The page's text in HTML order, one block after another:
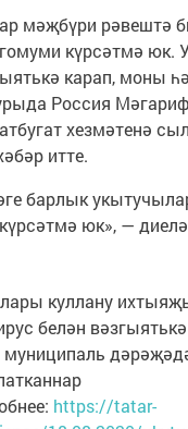
мәҗбүри рәвештә
күрсәтмә юк.
карап, моны
Россия Мәгариф
хезмәтенә
итте.
барлык
юк», —
куллану
белән
муниципаль
https://tatar-